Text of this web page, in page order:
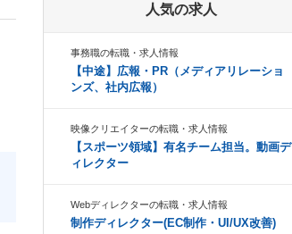
人気の求人
事務職の転職・求人情報
【中途】広報・PR（メディアリレーショ
ンズ、社内広報）
映像クリエイターの転職・求人情報
【スポーツ領域】有名チーム担当。動画デ
ィレクター
Webディレクターの転職・求人情報
制作ディレクター(EC制作・UI/UX改善)